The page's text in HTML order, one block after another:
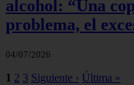
alcohol: “Una
problema, el
04/07/2026
1 2 3 Siguiente › Última »